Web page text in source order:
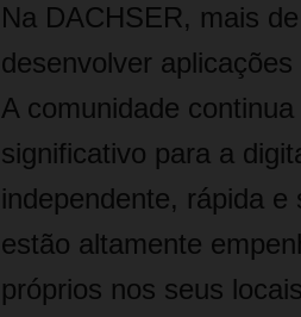
Na DACHSER, mais
desenvolver
A comunidade
significativo para a
independente, rápida
estão altamente
próprios nos seus